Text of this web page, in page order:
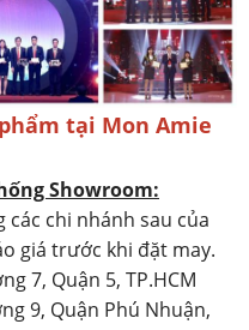
tại Mon Amie
Showroom:
chi nhánh sau của
giá trước khi đặt may.
7, Quận 5, TP.HCM
9, Quận Phú Nhuận,